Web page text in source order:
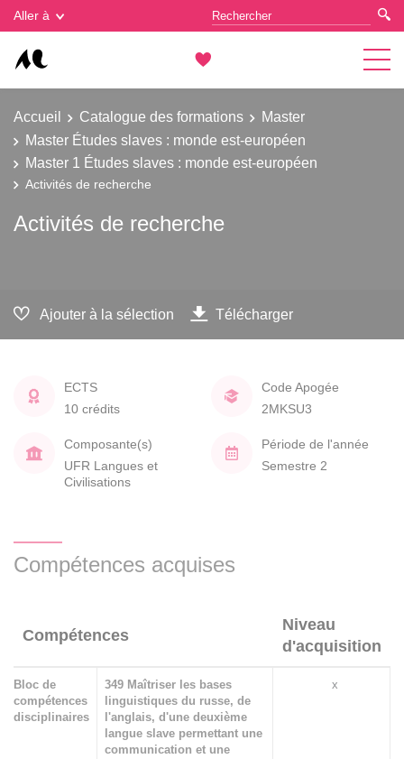
Aller à
Accueil Catalogue des formations
Master
Master Études slaves : monde est-européen
Master 1 Études slaves : monde est-européen
Activités de recherche
Activités de recherche
Ajouter à la sélection Télécharger
ECTS
10 crédits
Code Apogée
2MKSU3
Composante(s)
UFR Langues et
Civilisations
Période de l'année
Semestre 2
Compétences acquises
Compétences
Niveau
d'acquisition
Bloc de
compétences
disciplinaires
349 Maîtriser les bases
linguistiques du russe, de
l'anglais, d'une deuxième
langue slave permettant une
communication et une
x
Gestion des cookies